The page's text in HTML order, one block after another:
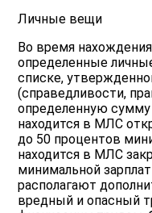
Личные вещи
Во время
определенные
списке,
(справедливости,
определенную
находится в МЛС
до 50 процентов
находится в МЛС
минимальной
располагают
вредный и опасный